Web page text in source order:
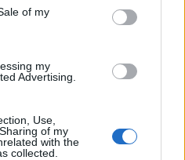
of my
my
Advertising.
Use,
of my
with the
collected.